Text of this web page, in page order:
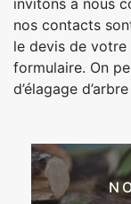
nos contacts
le devis de
formulaire. On
d’élagage